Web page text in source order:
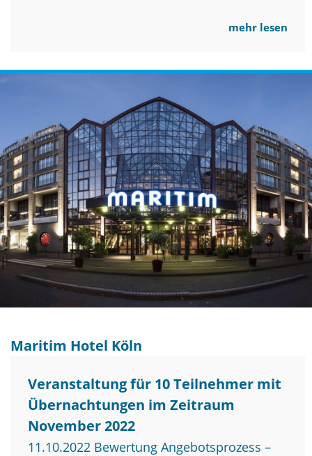
mehr lesen
Maritim Hotel Köln
Veranstaltung für 10 Teilnehmer mit
Übernachtungen im Zeitraum
November 2022
11.10.2022 Bewertung Angebotsprozess –